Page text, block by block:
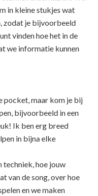
in kleine stukjes wat
zodat je bijvoorbeeld
vinden hoe het in de
we informatie kunnen
pocket, maar kom je bij
bijvoorbeeld in een
Ik ben erg breed
in bijna elke
techniek, hoe jouw
van de song, over hoe
en we maken